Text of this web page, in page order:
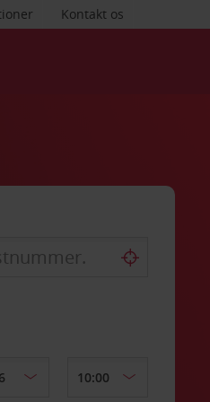
Kontakt os